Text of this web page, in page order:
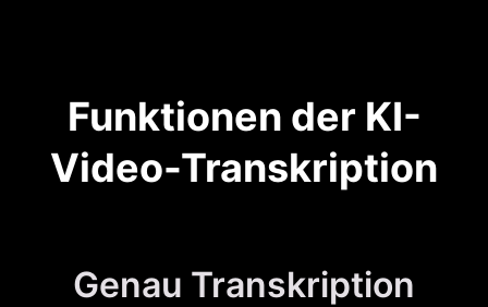
Funktionen der KI-
Video-Transkription
Genau Transkription